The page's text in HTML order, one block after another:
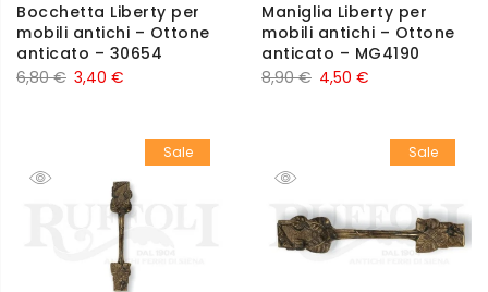
Bocchetta Liberty per
mobili antichi – Ottone
anticato – 30654
6,80€ 3,40 €
Maniglia Liberty per
mobili antichi – Ottone
anticato – MG4190
8,90€ 4,50 €
Sale Sale